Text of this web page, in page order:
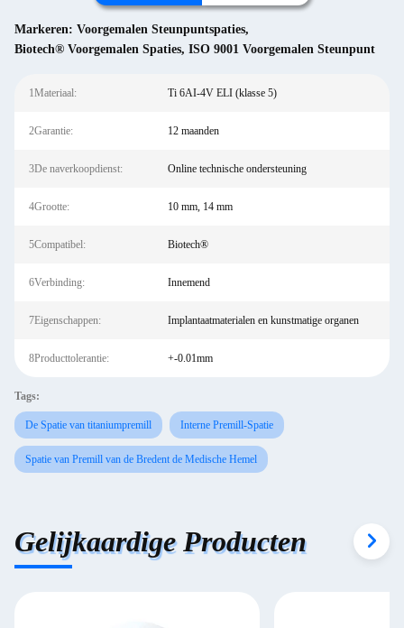
Markeren: Voorgemalen Steunpuntspaties,
Biotech® Voorgemalen Spaties, ISO 9001 Voorgemalen Steunpunt
1Materiaal: Ti 6AI-4V ELI (klasse 5)
2Garantie: 12 maanden
3De naverkoopdienst: Online technische ondersteuning
4Grootte: 10 mm, 14 mm
5Compatibel: Biotech®
6Verbinding: Innemend
7Eigenschappen: Implantaatmaterialen en kunstmatige organen
8Producttolerantie: +-0.01mm
Tags:
De Spatie van titaniumpremill Interne Premill-Spatie
Spatie van Premill van de Bredent de Medische Hemel
Gelijkaardige Producten